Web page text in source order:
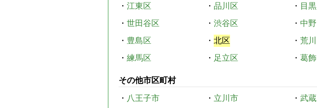
・ 江東区 ・ 品川区 ・ 目
・ 世田谷区 ・ 渋谷区 ・ 中
・ 豊島区 ・ 北区 ・ 荒
・ 練馬区 ・ 足立区 ・ 葛
その他市区町村
・ 八王子市 ・ 立川市 ・ 武